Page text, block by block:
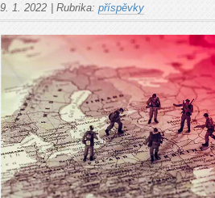
9. 1. 2022 Rubrika: příspěvky